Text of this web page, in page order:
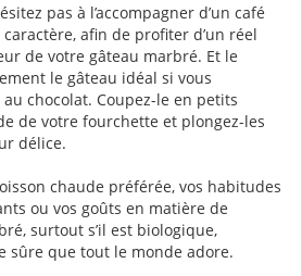
pas à l’accompagner d’un café
afin de profiter d’un réel
de votre gâteau marbré. Et le
le gâteau idéal si vous
chocolat. Coupez-le en petits
de votre fourchette et plongez-les
délice.
chaude préférée, vos habitudes
ou vos goûts en matière de
surtout s’il est biologique,
sûre que tout le monde adore.